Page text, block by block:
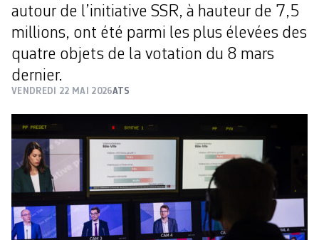
autour de l’initiative SSR, à hauteur de 7,5
millions, ont été parmi les plus élevées des
quatre objets de la votation du 8 mars
dernier.
VENDREDI 22 MAI 2026ATS